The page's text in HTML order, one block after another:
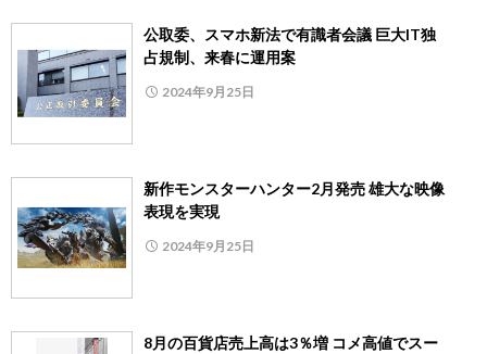
公取委、スマホ新法で有識者会議 巨大IT独
占規制、来春に運用案
2024年9月25日
新作モンスターハンター2月発売 雄大な映像
表現を実現
2024年9月25日
8月の百貨店売上高は3％増 コメ高値でスー